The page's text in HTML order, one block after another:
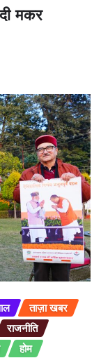
मकर
ताज़ा खबर
राजनीति
होम